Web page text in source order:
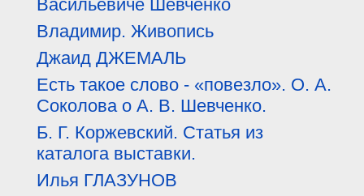
Васильевиче Шевченко
Владимир. Живопись
Джаид ДЖЕМАЛЬ
Есть такое слово - «повезло». О. А.
Соколова о А. В. Шевченко.
Б. Г. Коржевский. Статья из
каталога выставки.
Илья ГЛАЗУНОВ